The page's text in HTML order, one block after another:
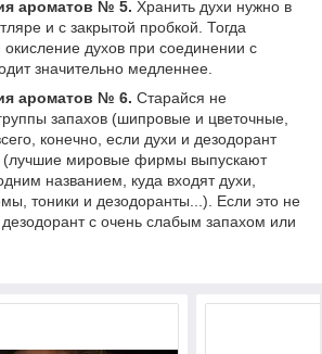
ароматов № 5. Хранить духи нужно в
и с закрытой пробкой. Тогда
духов при соединении с
значительно медленнее.
ароматов № 6. Старайся не
запахов (шипровые и цветочные,
конечно, если духи и дезодорант
(лучшие мировые фирмы выпускают
названием, куда входят духи,
тоники и дезодоранты...). Если это не
с очень слабым запахом или